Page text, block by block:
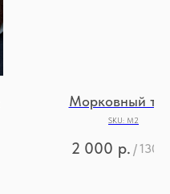
Морковный
SKU: М2
2 000 р. /1300